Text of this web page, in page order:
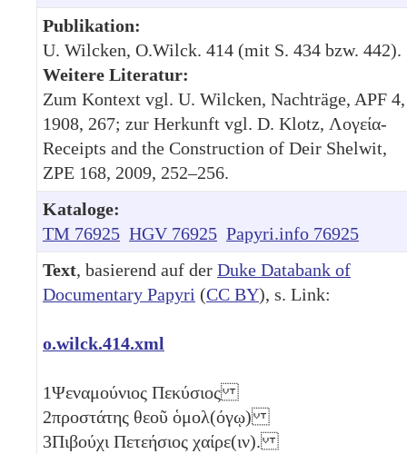
Publikation:
U. Wilcken, O.Wilck. 414 (mit S. 434 bzw. 442).
Weitere Literatur:
Zum Kontext vgl. U. Wilcken, Nachträge, APF 4,
1908, 267; zur Herkunft vgl. D. Klotz, Λογεία-
Receipts and the Construction of Deir Shelwit,
ZPE 168, 2009, 252–256.
Kataloge:
TM 76925 HGV 76925 Papyri.info 76925
Text, basierend auf der Duke Databank of
Documentary Papyri (CC BY), s. Link:
o.wilck.414.xml
1Ψεναμούνιος Πεκύσιος
2προστάτης θεοῦ ὁμολ(όγῳ)
3Πιβούχι Πετεήσιος χαίρε(ιν).